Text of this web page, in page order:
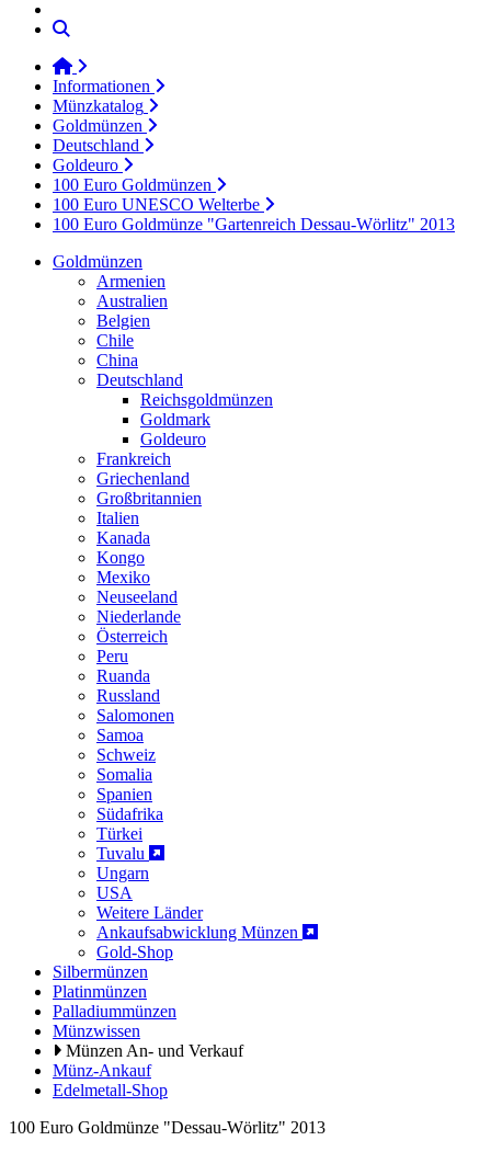
Informationen
Münzkatalog
Goldmünzen
Deutschland
Goldeuro
100 Euro Goldmünzen
100 Euro UNESCO Welterbe
100 Euro Goldmünze "Gartenreich Dessau-Wörlitz" 2013
Goldmünzen
Armenien
Australien
Belgien
Chile
China
Deutschland
Reichsgoldmünzen
Goldmark
Goldeuro
Frankreich
Griechenland
Großbritannien
Italien
Kanada
Kongo
Mexiko
Neuseeland
Niederlande
Österreich
Peru
Ruanda
Russland
Salomonen
Samoa
Schweiz
Somalia
Spanien
Südafrika
Türkei
Tuvalu
Ungarn
USA
Weitere Länder
Ankaufsabwicklung Münzen
Gold-Shop
Silbermünzen
Platinmünzen
Palladiummünzen
Münzwissen
Münzen An- und Verkauf
Münz-Ankauf
Edelmetall-Shop
100 Euro Goldmünze "Dessau-Wörlitz" 2013